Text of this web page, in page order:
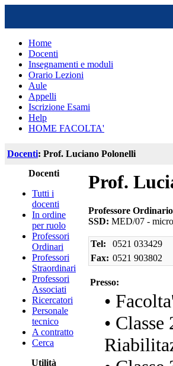
Home
Docenti
Insegnamenti e moduli
Orario Lezioni
Aule
Appelli
Iscrizione Esami
Help
HOME FACOLTA'
Docenti: Prof. Luciano Polonelli
Docenti
Tutti i
docenti
In ordine
per ruolo
Professori
Ordinari
Professori
Straordinari
Professori
Associati
Ricercatori
Personale
tecnico
A contratto
Cerca
Utilità
Prof.
Professore Ordinario
SSD: MED/07 -
Tel: 0521 033429
Fax: 0521 903802
Presso:
•
•